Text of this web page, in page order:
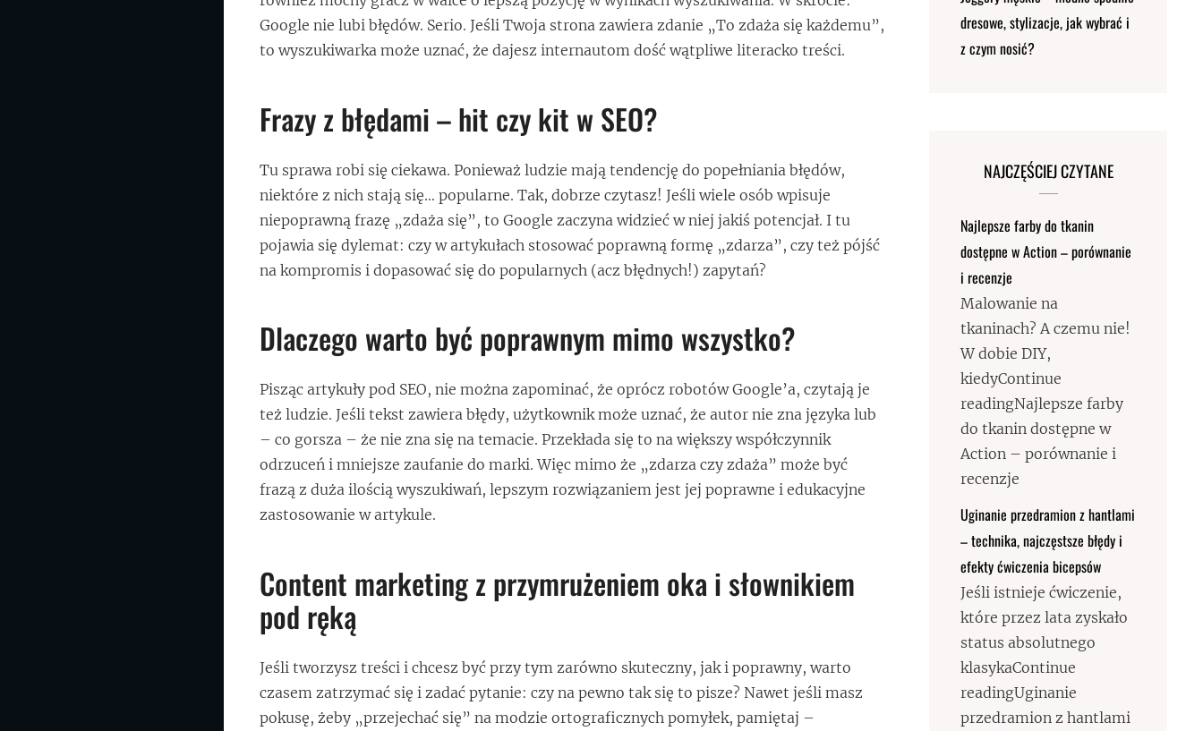
Google nie lubi błędów. Serio. Jeśli Twoja strona zawiera zdanie „To zdaża się każdemu”,
to wyszukiwarka może uznać, że dajesz internautom dość wątpliwe literacko treści.
Frazy z błędami – hit czy kit w SEO?
Tu sprawa robi się ciekawa. Ponieważ ludzie mają tendencję do popełniania błędów,
niektóre z nich stają się… popularne. Tak, dobrze czytasz! Jeśli wiele osób wpisuje
niepoprawną frazę „zdaża się”, to Google zaczyna widzieć w niej jakiś potencjał. I tu
pojawia się dylemat: czy w artykułach stosować poprawną formę „zdarza”, czy też pójść
na kompromis i dopasować się do popularnych (acz błędnych!) zapytań?
Dlaczego warto być poprawnym mimo wszystko?
Pisząc artykuły pod SEO, nie można zapominać, że oprócz robotów Google’a, czytają je
też ludzie. Jeśli tekst zawiera błędy, użytkownik może uznać, że autor nie zna języka lub
– co gorsza – że nie zna się na temacie. Przekłada się to na większy współczynnik
odrzuceń i mniejsze zaufanie do marki. Więc mimo że „zdarza czy zdaża” może być
frazą z duża ilością wyszukiwań, lepszym rozwiązaniem jest jej poprawne i edukacyjne
zastosowanie w artykule.
Content marketing z przymrużeniem oka i słownikiem
pod ręką
Jeśli tworzysz treści i chcesz być przy tym zarówno skuteczny, jak i poprawny, warto
czasem zatrzymać się i zadać pytanie: czy na pewno tak się to pisze? Nawet jeśli masz
pokusę, żeby „przejechać się” na modzie ortograficznych pomyłek, pamiętaj –
dresowe, stylizacje, jak wybrać i
z czym nosić?
NAJCZĘŚCIEJ CZYTANE
Najlepsze farby do tkanin
dostępne w Action – porównanie
i recenzje
Malowanie na
tkaninach? A czemu nie!
W dobie DIY,
kiedyContinue
readingNajlepsze farby
do tkanin dostępne w
Action – porównanie i
recenzje
Uginanie przedramion z hantlami
– technika, najczęstsze błędy i
efekty ćwiczenia bicepsów
Jeśli istnieje ćwiczenie,
które przez lata zyskało
status absolutnego
klasykaContinue
readingUginanie
przedramion z hantlami